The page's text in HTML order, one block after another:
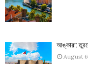
আঙ্কারা:
August